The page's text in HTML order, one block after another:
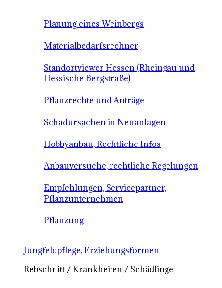
Planung eines Weinbergs
Materialbedarfsrechner
Standortviewer Hessen (Rheingau und
Hessische Bergstraße)
Pflanzrechte und Anträge
Schadursachen in Neuanlagen
Hobbyanbau, Rechtliche Infos
Anbauversuche, rechtliche Regelungen
Empfehlungen, Servicepartner,
Pflanzunternehmen
Pflanzung
Jungfeldpflege, Erziehungsformen
Rebschnitt / Krankheiten / Schädlinge